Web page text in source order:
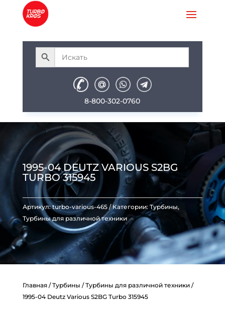
8-800-302-0760
1995-04 DEUTZ VARIOUS S2BG
TURBO 315945
Артикул:turbo-various-465 Категории: Турбины,
Турбины для различной техники
Главная/Турбины /Турбины для различной техники/
1995-04 Deutz Various S2BG Turbo 315945